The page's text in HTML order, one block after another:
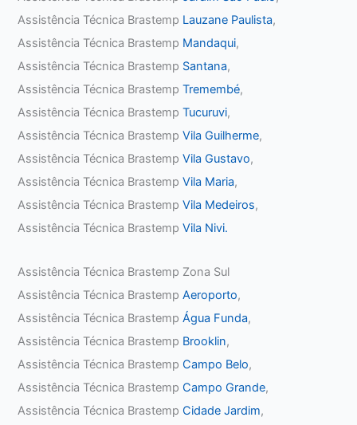
Assistência Técnica Brastemp Lauzane Paulista,
Assistência Técnica Brastemp Mandaqui,
Assistência Técnica Brastemp Santana,
Assistência Técnica BrastempTremembé,
Assistência Técnica BrastempTucuruvi,
Assistência Técnica BrastempVila Guilherme,
Assistência Técnica BrastempVila Gustavo,
Assistência Técnica BrastempVila Maria,
Assistência Técnica BrastempVila Medeiros,
Assistência Técnica BrastempVila Nivi.
Assistência Técnica Brastemp Zona Sul
Assistência Técnica BrastempAeroporto,
Assistência Técnica BrastempÁgua Funda,
Assistência Técnica Brastemp Brooklin,
Assistência Técnica BrastempCampo Belo,
Assistência Técnica BrastempCampo Grande,
Assistência Técnica BrastempCidade Jardim,